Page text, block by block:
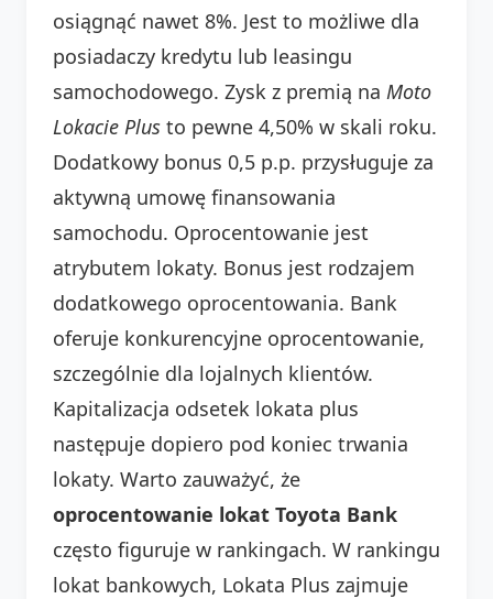
osiągnąć nawet 8%. Jest to możliwe dla
posiadaczy kredytu lub leasingu
samochodowego. Zysk z premią na Moto
Lokacie Plus to pewne 4,50% w skali roku.
Dodatkowy bonus 0,5 p.p. przysługuje za
aktywną umowę finansowania
samochodu. Oprocentowanie jest
atrybutem lokaty. Bonus jest rodzajem
dodatkowego oprocentowania. Bank
oferuje konkurencyjne oprocentowanie,
szczególnie dla lojalnych klientów.
Kapitalizacja odsetek lokata plus
następuje dopiero pod koniec trwania
lokaty. Warto zauważyć, że
oprocentowanie lokat Toyota Bank
często figuruje w rankingach. W rankingu
lokat bankowych, Lokata Plus zajmuje